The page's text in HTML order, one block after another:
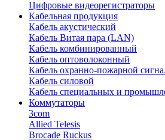
Цифровые видеорегистраторы
Кабельная продукция
Кабель акустический
Кабель Витая пара (LAN)
Кабель комбинированный
Кабель оптоволоконный
Кабель охранно-пожарной
Кабель силовой
Кабель специальных и
Коммутаторы
3com
Allied Telesis
Brocade Ruckus